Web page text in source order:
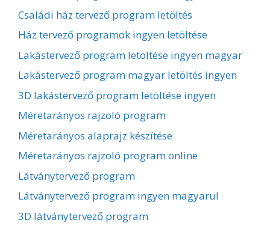
Családi ház tervező program letöltés
Ház tervező programok ingyen letöltése
Lakástervező program letöltése ingyen magyar
Lakástervező program magyar letöltés ingyen
3D lakástervező program letöltése ingyen
Méretarányos rajzoló program
Méretarányos alaprajz készítése
Méretarányos rajzoló program online
Látványtervező program
Látványtervező program ingyen magyarul
3D látványtervező program